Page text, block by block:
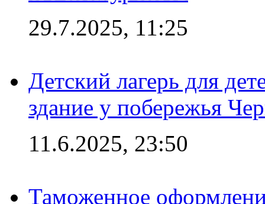
29.7.2025, 11:25
Детский лагерь для
здание у побережья
11.6.2025, 23:50
Таможенное